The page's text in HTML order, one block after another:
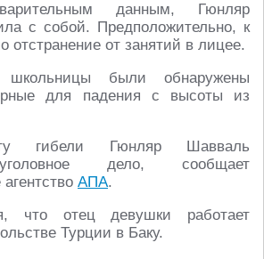
данным, Гюнляр
с собой. Предположительно, к
отстранение от занятий в лицее.
были обнаружены
для падения с высоты из
гибели Гюнляр Шавваль
дело, сообщает
АПА.
что отец девушки работает
Турции в Баку.